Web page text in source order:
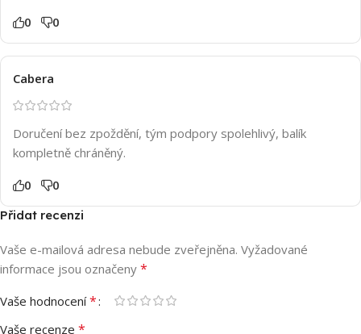
0 0
Cabera
Doručení bez zpoždění, tým podpory spolehlivý, balík
kompletně chráněný.
0 0
Přidat recenzi
Vaše e-mailová adresa nebude zveřejněna. Vyžadované
informace jsou označeny *
Vaše hodnocení*
Vaše recenze *